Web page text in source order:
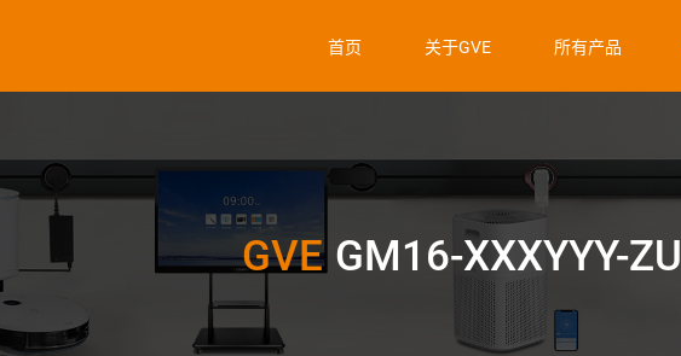
首页 关于GVE 所有产品
GVE GM16-XXXYYY-ZU